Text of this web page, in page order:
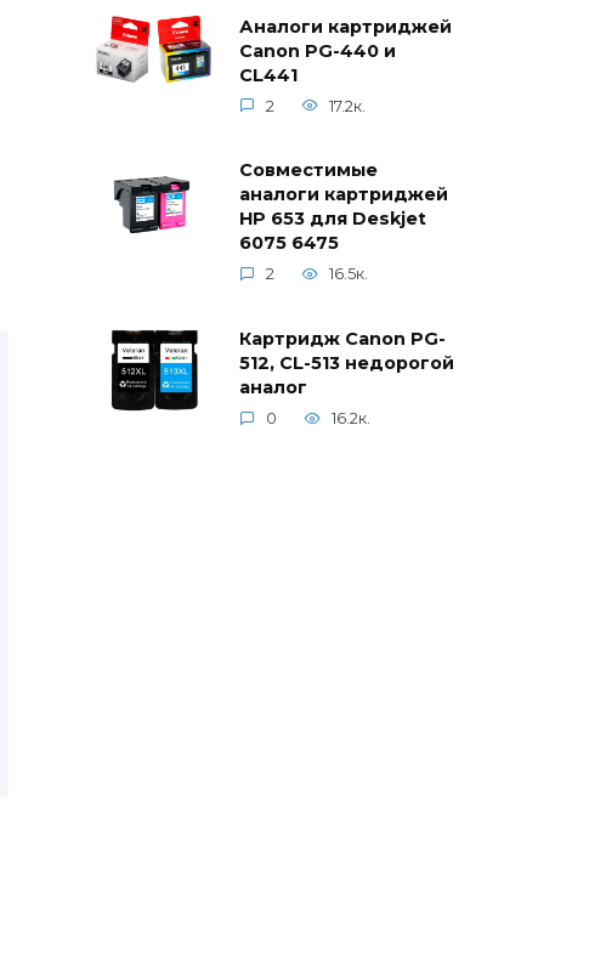
Аналоги картриджей
Canon PG-440 и
CL441
2 17.2к.
Совместимые
аналоги картриджей
HP 653 для Deskjet
6075 6475
2 16.5к.
Картридж Canon PG-
512, CL-513 недорогой
аналог
0 16.2к.